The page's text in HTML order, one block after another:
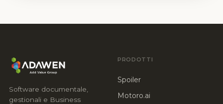
Software documentale,
gestionali e Business
PRODOTTI
Spoiler
Motoro.ai